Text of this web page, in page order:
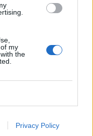
my
the
Privacy Policy
μόνο από τη
που μπορούν